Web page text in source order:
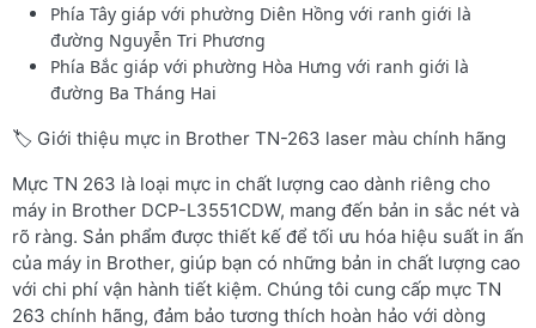
Phía Tây giáp với phường Diên Hồng với ranh giới là
đường Nguyễn Tri Phương
Phía Bắc giáp với phường Hòa Hưng với ranh giới là
đường Ba Tháng Hai
🏷️ Giới thiệu mực in Brother TN-263 laser màu chính hãng
Mực TN 263 là loại mực in chất lượng cao dành riêng cho
máy in Brother DCP-L3551CDW, mang đến bản in sắc nét và
rõ ràng. Sản phẩm được thiết kế để tối ưu hóa hiệu suất in ấn
của máy in Brother, giúp bạn có những bản in chất lượng cao
với chi phí vận hành tiết kiệm. Chúng tôi cung cấp mực TN
263 chính hãng, đảm bảo tương thích hoàn hảo với dòng